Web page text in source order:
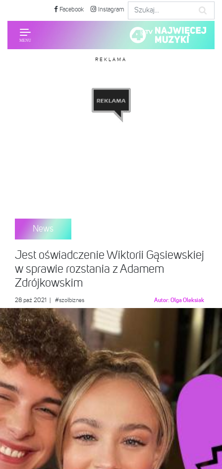
Facebook Instagram
REKLAMA
News
Jest oświadczenie Wiktorii Gąsiewskiej
w sprawie rozstania z Adamem
Zdrójkowskim
28 paź 2021 #szołbiznes Autor:Olga Oleksiak